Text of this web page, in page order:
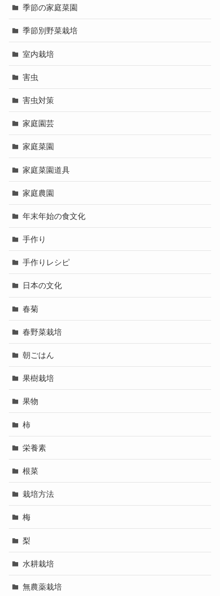
季節の家庭菜園
季節別野菜栽培
室内栽培
害虫
害虫対策
家庭園芸
家庭菜園
家庭菜園道具
家庭農園
年末年始の食文化
手作り
手作りレシピ
日本の文化
春菊
春野菜栽培
朝ごはん
果樹栽培
果物
柿
栄養素
根菜
栽培方法
梅
梨
水耕栽培
無農薬栽培